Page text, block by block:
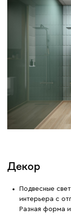
Декор
Подвесные
интерьера с
Разная форма